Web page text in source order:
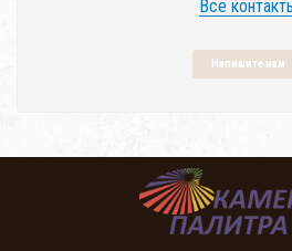
Все
Напишите нам